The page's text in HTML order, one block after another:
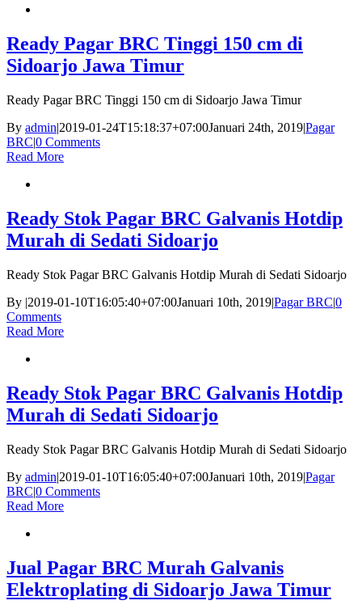
Ready Pagar BRC Tinggi 150 cm di
Sidoarjo Jawa Timur
Ready Pagar BRC Tinggi 150 cm di Sidoarjo Jawa Timur
By admin|2019-01-24T15:18:37+07:00Januari 24th, 2019|Pagar
BRC|0 Comments
Read More
Ready Stok Pagar BRC Galvanis Hotdip
Murah di Sedati Sidoarjo
Ready Stok Pagar BRC Galvanis Hotdip Murah di Sedati Sidoarjo
By |2019-01-10T16:05:40+07:00Januari 10th, 2019|Pagar BRC|0
Comments
Read More
Ready Stok Pagar BRC Galvanis Hotdip
Murah di Sedati Sidoarjo
Ready Stok Pagar BRC Galvanis Hotdip Murah di Sedati Sidoarjo
By admin|2019-01-10T16:05:40+07:00Januari 10th, 2019|Pagar
BRC|0 Comments
Read More
Jual Pagar BRC Murah Galvanis
Elektroplating di Sidoarjo Jawa Timur